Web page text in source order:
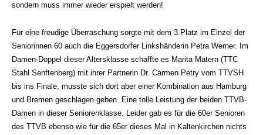
sondern muss immer wieder erspielt werden!
Für eine freudige Überraschung sorgte mit dem 3.Platz im Einzel der
Seniorinnen 60 auch die Eggersdorfer Linkshänderin Petra Werner. Im
Damen-Doppel dieser Altersklasse schaffte es Marita Matern (TTC
Stahl Senftenberg) mit ihrer Partnerin Dr. Carmen Petry vom TTVSH
bis ins Finale, musste sich dort aber einer Kombination aus Hamburg
und Bremen geschlagen geben. Eine tolle Leistung der beiden TTVB-
Damen in dieser Seniorenklasse. Leider gab es für die 60er Senioren
des TTVB ebenso wie für die 65er dieses Mal in Kaltenkirchen nichts